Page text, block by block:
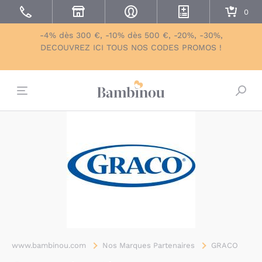
-4% dès 300 €, -10% dès 500 €, -20%, -30%,
DECOUVREZ ICI TOUS NOS CODES PROMOS !
www.bambinou.com Nos Marques Partenaires GRACO